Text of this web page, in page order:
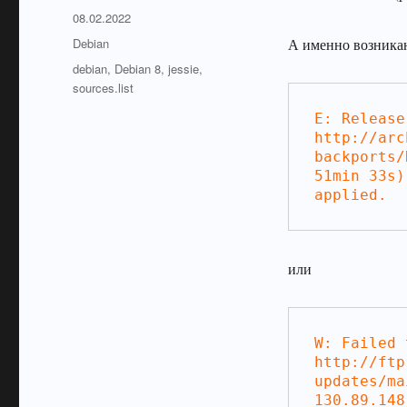
А именно
E:
http://
51min
applied.
или
W:
http://
updates/
Опубликовано
08.02.2022
Рубрики
Debian
Метки
debian, Debian 8,jessie,
sources.list